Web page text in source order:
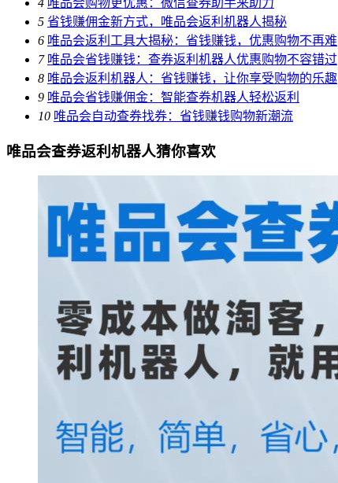
4 唯品会购物更优惠：微信查券助手来助力
5 省钱赚佣金新方式，唯品会返利机器人揭秘
6 唯品会返利工具大揭秘：省钱赚钱，优惠购物不再难
7 唯品会省钱赚钱：查券返利机器人优惠购物不容错过
8 唯品会返利机器人：省钱赚钱，让你享受购物的乐趣
9 唯品会省钱赚佣金：智能查券机器人轻松返利
10 唯品会自动查券找券：省钱赚钱购物新潮流
唯品会查券返利机器人猜你喜欢